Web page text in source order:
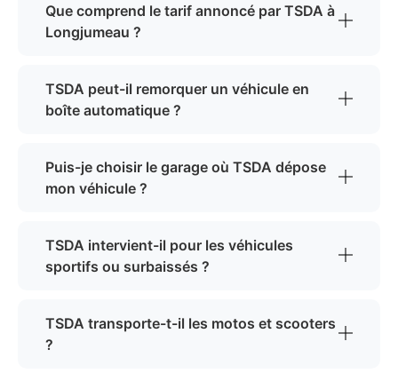
Que comprend le tarif annoncé par TSDA à
Longjumeau ?
TSDA peut-il remorquer un véhicule en
boîte automatique ?
Puis-je choisir le garage où TSDA dépose
mon véhicule ?
TSDA intervient-il pour les véhicules
sportifs ou surbaissés ?
TSDA transporte-t-il les motos et scooters
?